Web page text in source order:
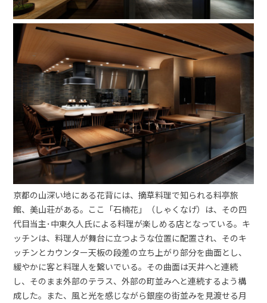
京都の山深い地にある花背には、摘草料理で知られる料亭旅
館、美山荘がある。ここ「石楠花」（しゃくなげ）は、その四
代目当主･中東久人氏による料理が楽しめる店となっている。キ
ッチンは、料理人が舞台に立つような位置に配置され、そのキ
ッチンとカウンター天板の段差の立ち上がり部分を曲面とし、
緩やかに客と料理人を繋いでいる。その曲面は天井へと連続
し、そのまま外部のテラス、外部の町並みへと連続するよう構
成した。また、風と光を感じながら銀座の街並みを見渡せる月